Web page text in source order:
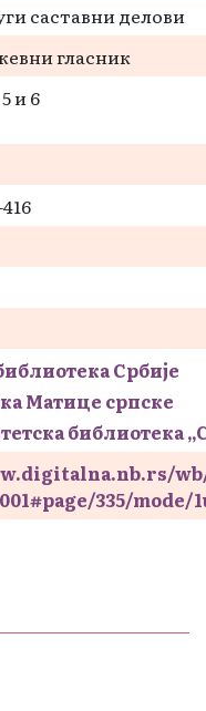
саставни делови
гласник
и 6
Србије
Матице српске
библиотека
001#page/335/mode/